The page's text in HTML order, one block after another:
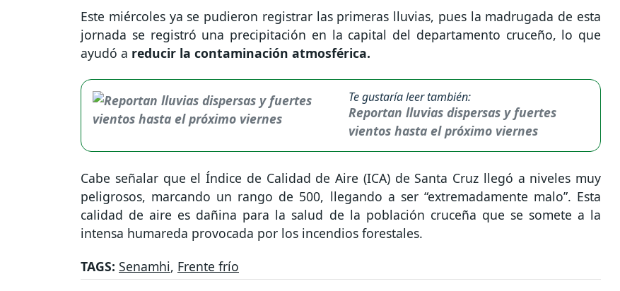
Este miércoles ya se pudieron registrar las primeras lluvias, pues la madrugada de esta
jornada se registró una precipitación en la capital del departamento cruceño, lo que
ayudó a reducir la contaminación atmosférica.
Te gustaría leer también:
Reportan lluvias dispersas y fuertes
vientos hasta el próximo viernes
Cabe señalar que el Índice de Calidad de Aire (ICA) de Santa Cruz llegó a niveles muy
peligrosos, marcando un rango de 500, llegando a ser “extremadamente malo”. Esta
calidad de aire es dañina para la salud de la población cruceña que se somete a la
intensa humareda provocada por los incendios forestales.
TAGS: Senamhi, Frente frío